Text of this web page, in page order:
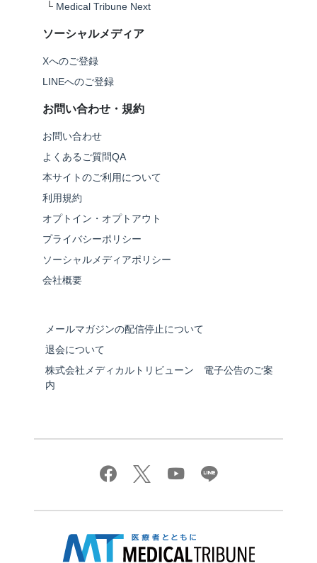
└ Medical Tribune Next
ソーシャルメディア
Xへのご登録
LINEへのご登録
お問い合わせ・規約
お問い合わせ
よくあるご質問QA
本サイトのご利用について
利用規約
オプトイン・オプトアウト
プライバシーポリシー
ソーシャルメディアポリシー
会社概要
メールマガジンの配信停止について
退会について
株式会社メディカルトリビューン 電子公告のご案
内